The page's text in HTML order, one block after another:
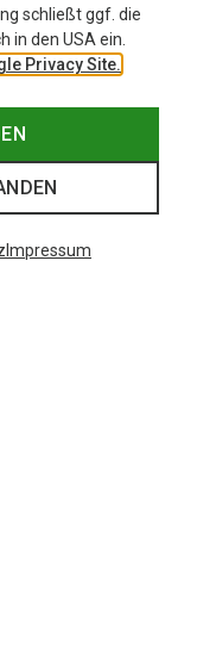
schließt ggf. die
in den USA ein.
Privacy Site.
Impressum